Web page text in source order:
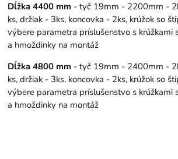
Dĺžka 4400 mm - tyč 19mm - 2200mm -
ks, držiak - 3ks, koncovka - 2ks, krúžok so
výbere parametra príslušenstvo s krúžkami
a hmoždinky na montáž
Dĺžka 4800 mm - tyč 19mm - 2400mm -
ks, držiak - 3ks, koncovka - 2ks, krúžok so
výbere parametra príslušenstvo s krúžkami
a hmoždinky na montáž